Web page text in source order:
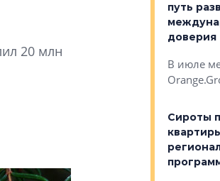
20 млн
сезон творческого
путь
доверия
В июле
Сироты